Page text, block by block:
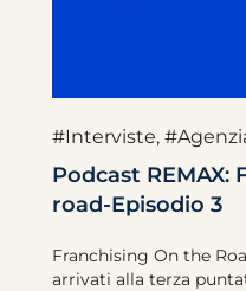
#Interviste,
Podcast REMAX:
road-Episodio 3
Franchising On the
arrivati alla terza